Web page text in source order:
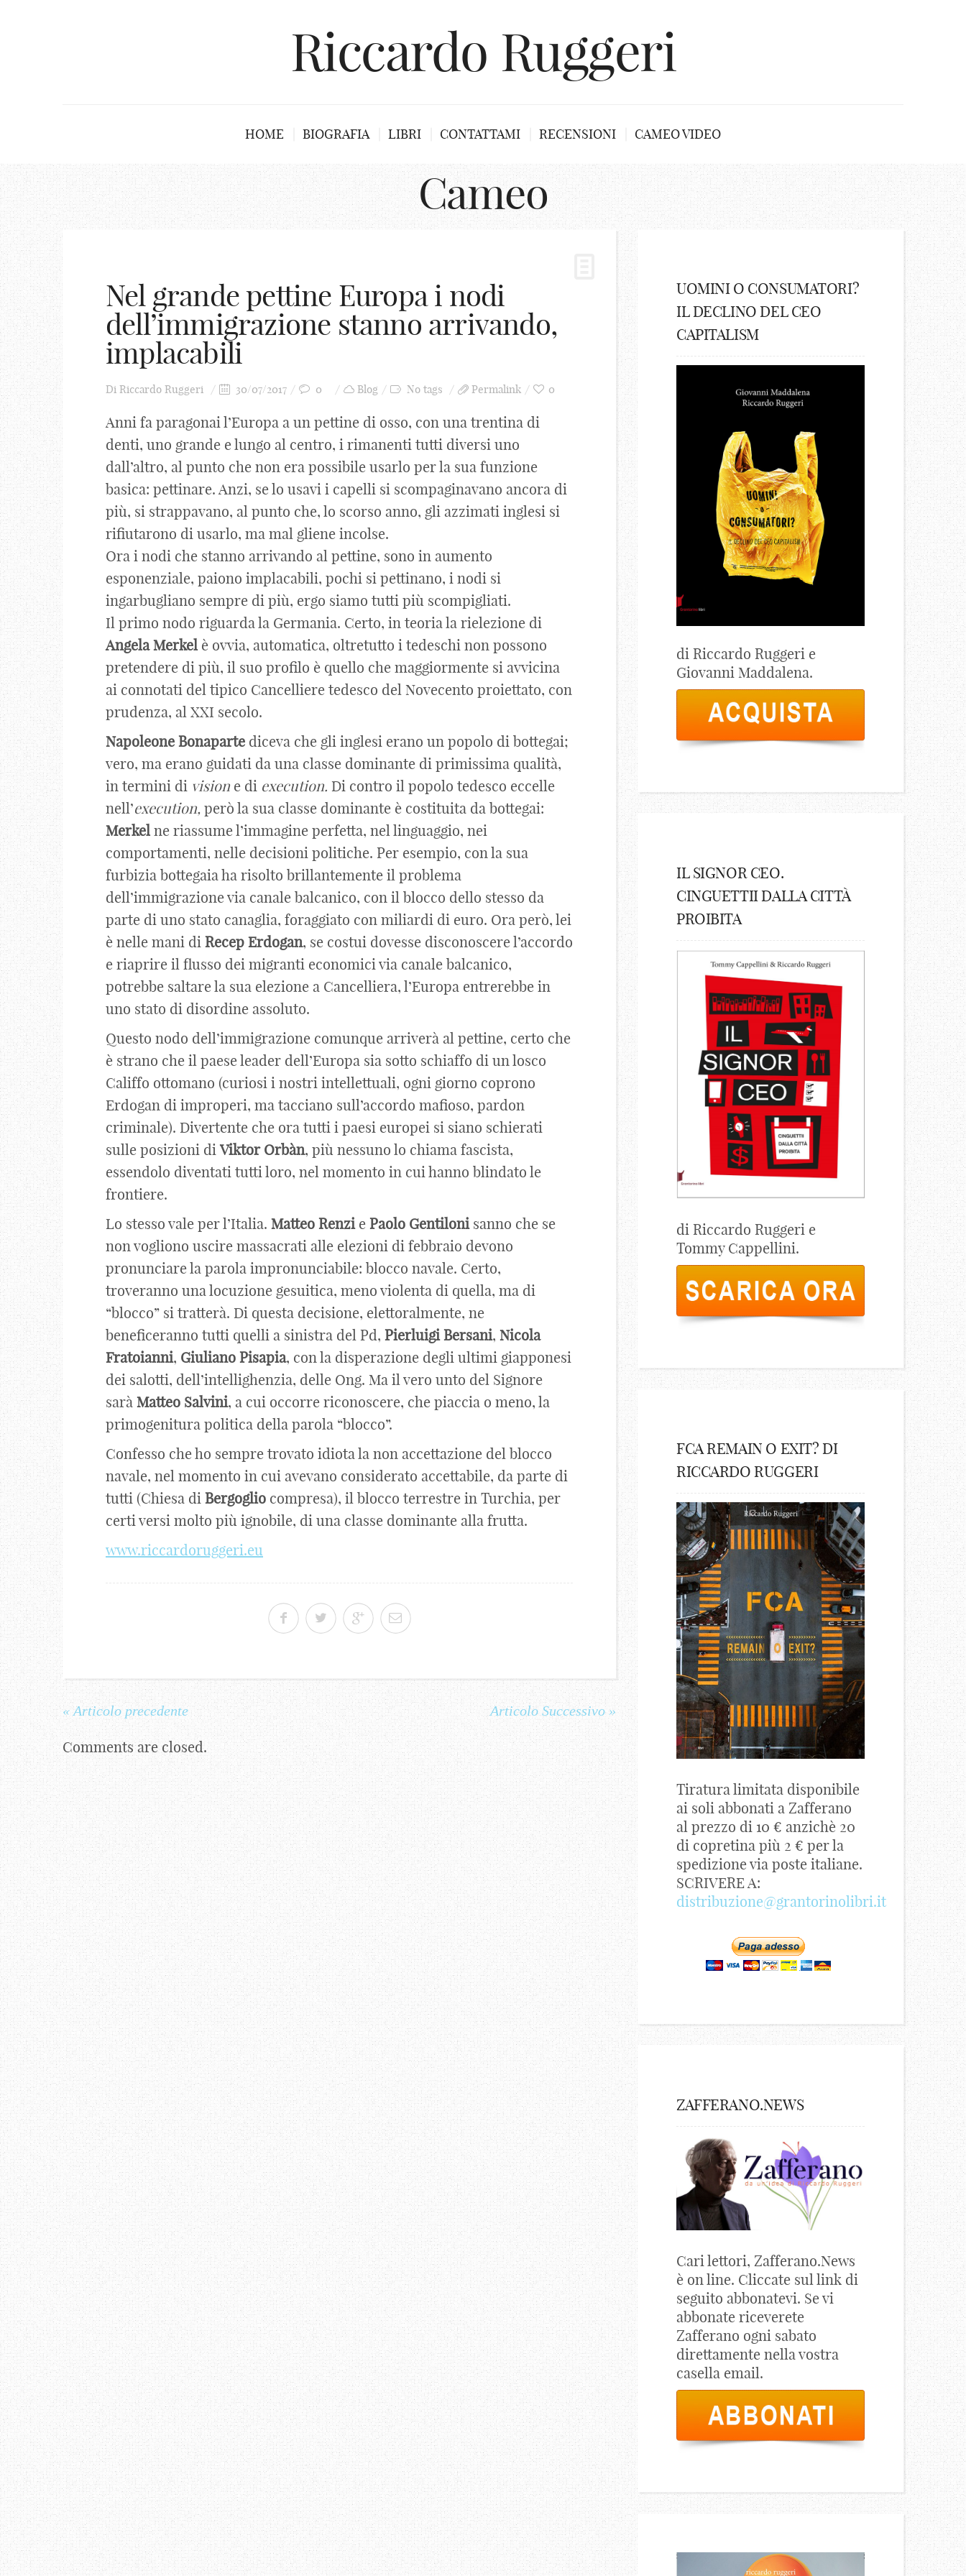
Riccardo Ruggeri
HOME BIOGRAFIA LIBRI CONTATTAMI RECENSIONI CAMEO VIDEO
Cameo
Nel grande pettine Europa i nodi
dell’immigrazione stanno arrivando,
implacabili
Di Riccardo Ruggeri 30/07/2017 0 Blog No tags Permalink 0
Anni fa paragonai l’Europa a un pettine di osso, con una trentina di
denti, uno grande e lungo al centro, i rimanenti tutti diversi uno
dall’altro, al punto che non era possibile usarlo per la sua funzione
basica: pettinare. Anzi, se lo usavi i capelli si scompaginavano ancora di
più, si strappavano, al punto che, lo scorso anno, gli azzimati inglesi si
rifiutarono di usarlo, ma mal gliene incolse.
Ora i nodi che stanno arrivando al pettine, sono in aumento
esponenziale, paiono implacabili, pochi si pettinano, i nodi si
ingarbugliano sempre di più, ergo siamo tutti più scompigliati.
Il primo nodo riguarda la Germania. Certo, in teoria la rielezione di
Angela Merkel è ovvia, automatica, oltretutto i tedeschi non possono
pretendere di più, il suo profilo è quello che maggiormente si avvicina
ai connotati del tipico Cancelliere tedesco del Novecento proiettato, con
prudenza, al XXI secolo.
Napoleone Bonaparte diceva che gli inglesi erano un popolo di bottegai;
vero, ma erano guidati da una classe dominante di primissima qualità,
in termini di visione di execution. Di contro il popolo tedesco eccelle
nell’execution, però la sua classe dominante è costituita da bottegai:
Merkel ne riassume l’immagine perfetta, nel linguaggio, nei
comportamenti, nelle decisioni politiche. Per esempio, con la sua
furbizia bottegaia ha risolto brillantemente il problema
dell’immigrazione via canale balcanico, con il blocco dello stesso da
parte di uno stato canaglia, foraggiato con miliardi di euro. Ora però, lei
è nelle mani di Recep Erdogan, se costui dovesse disconoscere l’accordo
e riaprire il flusso dei migranti economici via canale balcanico,
potrebbe saltare la sua elezione a Cancelliera, l’Europa entrerebbe in
uno stato di disordine assoluto.
Questo nodo dell’immigrazione comunque arriverà al pettine, certo che
è strano che il paese leader dell’Europa sia sotto schiaffo di un losco
Califfo ottomano (curiosi i nostri intellettuali, ogni giorno coprono
Erdogan di improperi, ma tacciano sull’accordo mafioso, pardon
criminale). Divertente che ora tutti i paesi europei si siano schierati
sulle posizioni di Viktor Orbàn, più nessuno lo chiama fascista,
essendolo diventati tutti loro, nel momento in cui hanno blindato le
frontiere.
Lo stesso vale per l’Italia. Matteo Renzie Paolo Gentilonisanno che se
non vogliono uscire massacrati alle elezioni di febbraio devono
pronunciare la parola impronunciabile: blocco navale. Certo,
troveranno una locuzione gesuitica, meno violenta di quella, ma di
“blocco” si tratterà. Di questa decisione, elettoralmente, ne
beneficeranno tutti quelli a sinistra del Pd, Pierluigi Bersani, Nicola
Fratoianni, Giuliano Pisapia, con la disperazione degli ultimi giapponesi
dei salotti, dell’intellighenzia, delle Ong. Ma il vero unto del Signore
sarà Matteo Salvini, a cui occorre riconoscere, che piaccia o meno, la
primogenitura politica della parola “blocco”.
Confesso che ho sempre trovato idiota la non accettazione del blocco
navale, nel momento in cui avevano considerato accettabile, da parte di
tutti (Chiesa di Bergoglio compresa), il blocco terrestre in Turchia, per
certi versi molto più ignobile, di una classe dominante alla frutta.
www.riccardoruggeri.eu
« Articolo precedente Articolo Successivo »
Comments are closed.
UOMINI O CONSUMATORI?
IL DECLINO DEL CEO
CAPITALISM
di Riccardo Ruggeri e
Giovanni Maddalena.
IL SIGNOR CEO.
CINGUETTII DALLA CITTÀ
PROIBITA
di Riccardo Ruggeri e
Tommy Cappellini.
FCA REMAIN O EXIT? DI
RICCARDO RUGGERI
Tiratura limitata disponibile
ai soli abbonati a Zafferano
al prezzo di 10 € anzichè 20
di copretina più 2 € per la
spedizione via poste italiane.
SCRIVERE A:
distribuzione@grantorinolibri.it
ZAFFERANO.NEWS
Cari lettori, Zafferano.News
è on line. Cliccate sul link di
seguito abbonatevi. Se vi
abbonate riceverete
Zafferano ogni sabato
direttamente nella vostra
casella email.